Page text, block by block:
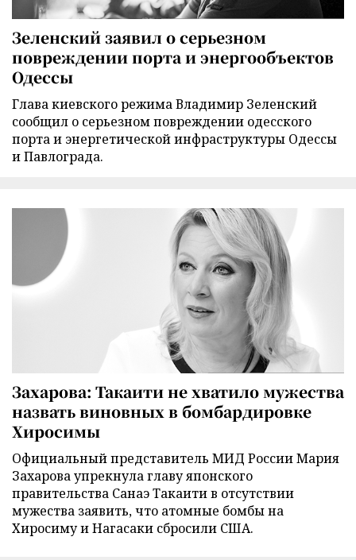
Зеленский заявил о серьезном
повреждении порта и энергообъектов
Одессы
Глава киевского режима Владимир Зеленский
сообщил о серьезном повреждении одесского
порта и энергетической инфраструктуры Одессы
и Павлограда.
Захарова: Такаити не хватило мужества
назвать виновных в бомбардировке
Хиросимы
Официальный представитель МИД России Мария
Захарова упрекнула главу японского
правительства Санаэ Такаити в отсутствии
мужества заявить, что атомные бомбы на
Хиросиму и Нагасаки сбросили США.